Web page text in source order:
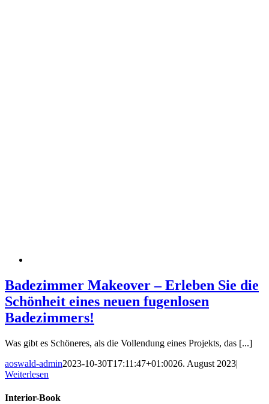
Badezimmer Makeover – Erleben Sie die
Schönheit eines neuen fugenlosen
Badezimmers!
Was gibt es Schöneres, als die Vollendung eines Projekts, das [...]
aoswald-admin2023-10-30T17:11:47+01:0026. August 2023|
Weiterlesen
Interior-Book